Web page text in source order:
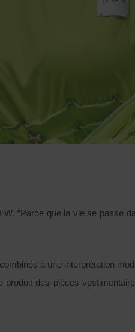
“Parce que la vie se passe
à une interprétation
des pièces